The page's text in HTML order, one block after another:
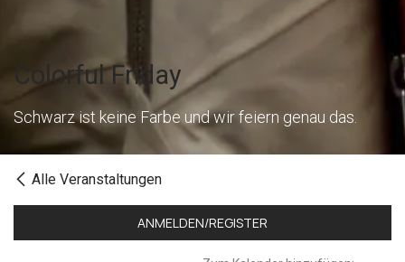
Colorful Friday
Schwarz ist keine Farbe und wir feiern genau das.
Alle Veranstaltungen
ANMELDEN/REGISTER